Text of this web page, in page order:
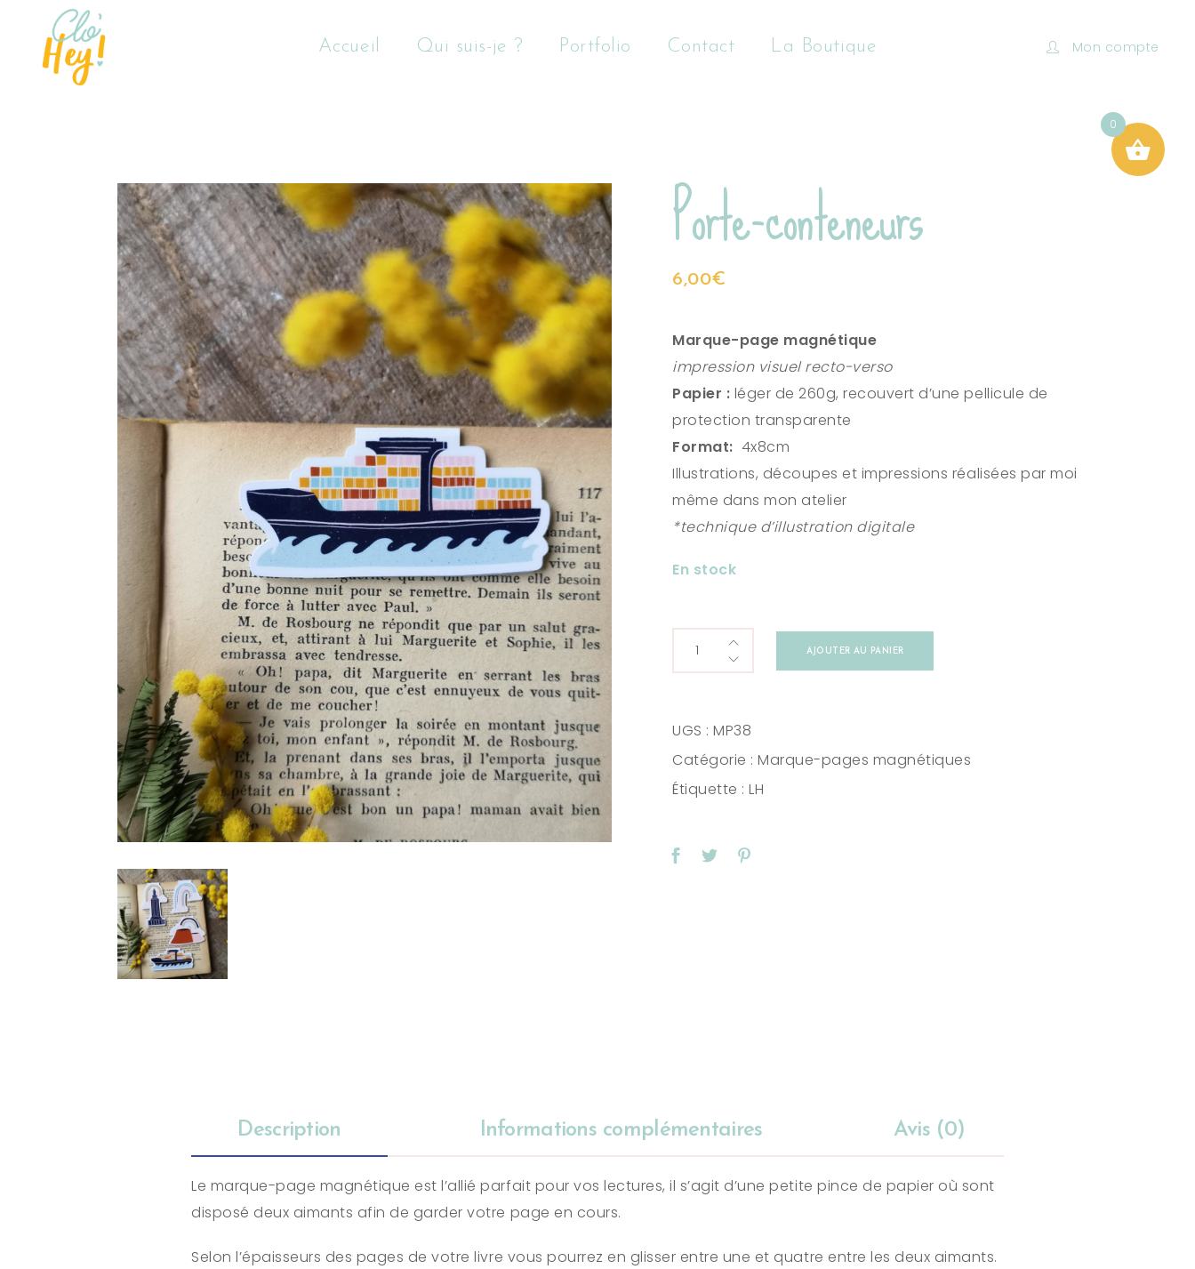
Accueil Qui suis-je ? Portfolio Contact La Boutique Mon compte
Porte-conteneurs
6,00€
Marque-page magnétique
impression visuel recto-verso
Papier : léger de 260g, recouvert d’une pellicule de
protection transparente
Format: 4x8cm
Illustrations, découpes et impressions réalisées par moi
même dans mon atelier
*technique d’illustration digitale
En stock
Porte-
conteneurs
AJOUTER AU PANIER
UGS :MP38
Catégorie :Marque-pages magnétiques
Étiquette :LH
Description Informations complémentaires Avis (0)
Le marque-page magnétique est l’allié parfait pour vos lectures, il s’agit d’une petite pince de papier où sont
disposé deux aimants afin de garder votre page en cours.
Selon l’épaisseurs des pages de votre livre vous pourrez en glisser entre une et quatre entre les deux aimants.
0